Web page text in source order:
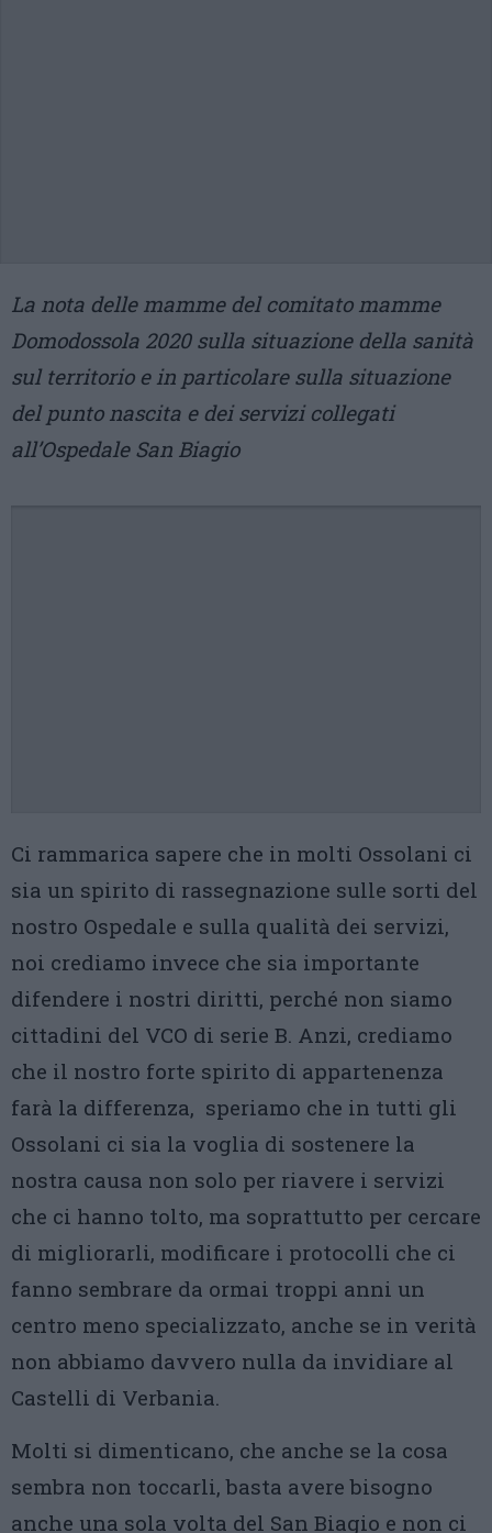
La nota delle mamme del comitato mamme
Domodossola 2020 sulla situazione della sanità
sul territorio e in particolare sulla situazione
del punto nascita e dei servizi collegati
all’Ospedale San Biagio
Ci rammarica sapere che in molti Ossolani ci
sia un spirito di rassegnazione sulle sorti del
nostro Ospedale e sulla qualità dei servizi,
noi crediamo invece che sia importante
difendere i nostri diritti, perché non siamo
cittadini del VCO di serie B. Anzi, crediamo
che il nostro forte spirito di appartenenza
farà la differenza, speriamo che in tutti gli
Ossolani ci sia la voglia di sostenere la
nostra causa non solo per riavere i servizi
che ci hanno tolto, ma soprattutto per cercare
di migliorarli, modificare i protocolli che ci
fanno sembrare da ormai troppi anni un
centro meno specializzato, anche se in verità
non abbiamo davvero nulla da invidiare al
Castelli di Verbania.
Molti si dimenticano, che anche se la cosa
sembra non toccarli, basta avere bisogno
anche una sola volta del San Biagio e non ci